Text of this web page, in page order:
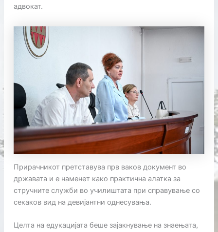
адвокат.
Прирачникот претставува прв ваков документ во
државата и е наменет како практична алатка за
стручните служби во училиштата при справување со
секаков вид на девијантни однесувања.
Целта на едукацијата беше зајакнување на знаењата,